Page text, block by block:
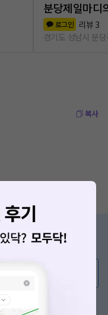
분당제일마디
로그인 리뷰 3
경기도 성남시 분
복사
있나요?
시글 보러가기